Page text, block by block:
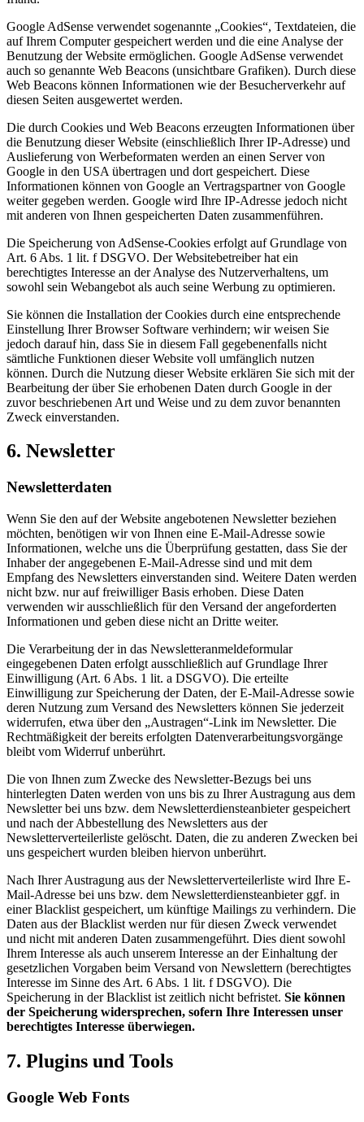
Google AdSense verwendet sogenannte „Cookies“, Textdateien, die
auf Ihrem Computer gespeichert werden und die eine Analyse der
Benutzung der Website ermöglichen. Google AdSense verwendet
auch so genannte Web Beacons (unsichtbare Grafiken). Durch diese
Web Beacons können Informationen wie der Besucherverkehr auf
diesen Seiten ausgewertet werden.
Die durch Cookies und Web Beacons erzeugten Informationen über
die Benutzung dieser Website (einschließlich Ihrer IP-Adresse) und
Auslieferung von Werbeformaten werden an einen Server von
Google in den USA übertragen und dort gespeichert. Diese
Informationen können von Google an Vertragspartner von Google
weiter gegeben werden. Google wird Ihre IP-Adresse jedoch nicht
mit anderen von Ihnen gespeicherten Daten zusammenführen.
Die Speicherung von AdSense-Cookies erfolgt auf Grundlage von
Art. 6 Abs. 1 lit. f DSGVO. Der Websitebetreiber hat ein
berechtigtes Interesse an der Analyse des Nutzerverhaltens, um
sowohl sein Webangebot als auch seine Werbung zu optimieren.
Sie können die Installation der Cookies durch eine entsprechende
Einstellung Ihrer Browser Software verhindern; wir weisen Sie
jedoch darauf hin, dass Sie in diesem Fall gegebenenfalls nicht
sämtliche Funktionen dieser Website voll umfänglich nutzen
können. Durch die Nutzung dieser Website erklären Sie sich mit der
Bearbeitung der über Sie erhobenen Daten durch Google in der
zuvor beschriebenen Art und Weise und zu dem zuvor benannten
Zweck einverstanden.
6. Newsletter
Newsletterdaten
Wenn Sie den auf der Website angebotenen Newsletter beziehen
möchten, benötigen wir von Ihnen eine E-Mail-Adresse sowie
Informationen, welche uns die Überprüfung gestatten, dass Sie der
Inhaber der angegebenen E-Mail-Adresse sind und mit dem
Empfang des Newsletters einverstanden sind. Weitere Daten werden
nicht bzw. nur auf freiwilliger Basis erhoben. Diese Daten
verwenden wir ausschließlich für den Versand der angeforderten
Informationen und geben diese nicht an Dritte weiter.
Die Verarbeitung der in das Newsletteranmeldeformular
eingegebenen Daten erfolgt ausschließlich auf Grundlage Ihrer
Einwilligung (Art. 6 Abs. 1 lit. a DSGVO). Die erteilte
Einwilligung zur Speicherung der Daten, der E-Mail-Adresse sowie
deren Nutzung zum Versand des Newsletters können Sie jederzeit
widerrufen, etwa über den „Austragen“-Link im Newsletter. Die
Rechtmäßigkeit der bereits erfolgten Datenverarbeitungsvorgänge
bleibt vom Widerruf unberührt.
Die von Ihnen zum Zwecke des Newsletter-Bezugs bei uns
hinterlegten Daten werden von uns bis zu Ihrer Austragung aus dem
Newsletter bei uns bzw. dem Newsletterdiensteanbieter gespeichert
und nach der Abbestellung des Newsletters aus der
Newsletterverteilerliste gelöscht. Daten, die zu anderen Zwecken bei
uns gespeichert wurden bleiben hiervon unberührt.
Nach Ihrer Austragung aus der Newsletterverteilerliste wird Ihre E-
Mail-Adresse bei uns bzw. dem Newsletterdiensteanbieter ggf. in
einer Blacklist gespeichert, um künftige Mailings zu verhindern. Die
Daten aus der Blacklist werden nur für diesen Zweck verwendet
und nicht mit anderen Daten zusammengeführt. Dies dient sowohl
Ihrem Interesse als auch unserem Interesse an der Einhaltung der
gesetzlichen Vorgaben beim Versand von Newslettern (berechtigtes
Interesse im Sinne des Art. 6 Abs. 1 lit. f DSGVO). Die
Speicherung in der Blacklist ist zeitlich nicht befristet. Sie können
der Speicherung widersprechen, sofern Ihre Interessen unser
berechtigtes Interesse überwiegen.
7. Plugins und Tools
Google Web Fonts